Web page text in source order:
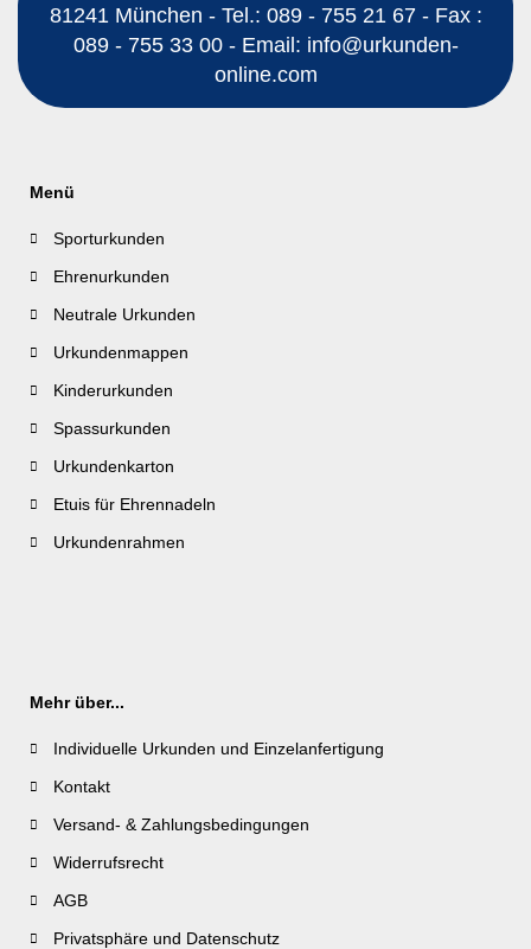
81241 München - Tel.: 089 - 755 21 67 - Fax :
089 - 755 33 00 - Email: info@urkunden-
online.com
Menü
Sporturkunden
Ehrenurkunden
Neutrale Urkunden
Urkundenmappen
Kinderurkunden
Spassurkunden
Urkundenkarton
Etuis für Ehrennadeln
Urkundenrahmen
Mehr über...
Individuelle Urkunden und Einzelanfertigung
Kontakt
Versand- & Zahlungsbedingungen
Widerrufsrecht
AGB
Privatsphäre und Datenschutz